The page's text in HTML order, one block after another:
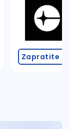
Zapratite